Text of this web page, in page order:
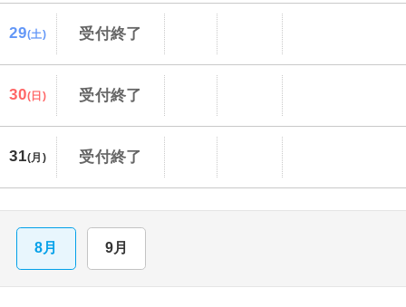
29(土) 受付終了
30(日) 受付終了
31(月) 受付終了
8月 9月